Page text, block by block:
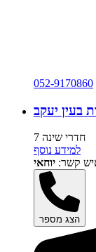
052-9170860
בעין יעקב
7 חדרי שינה
למידע נוסף
קשר: יוחאי
הצג מספר